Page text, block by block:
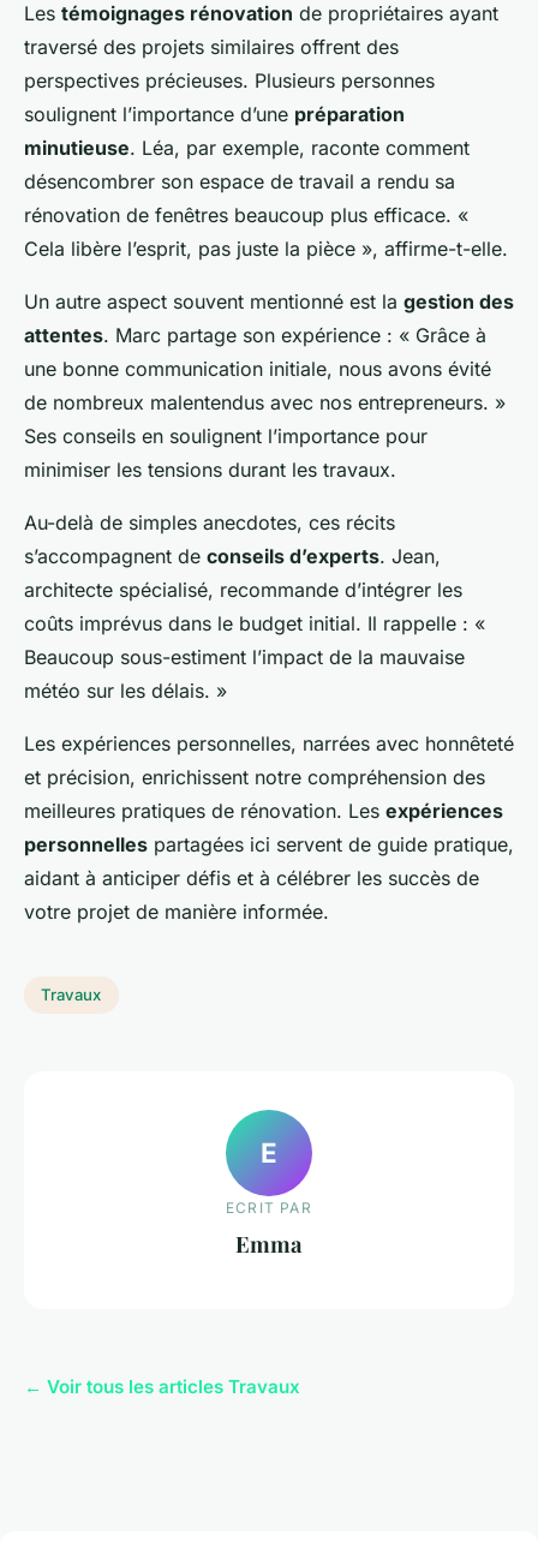
Les témoignages rénovation de propriétaires ayant
traversé des projets similaires offrent des
perspectives précieuses. Plusieurs personnes
soulignent l’importance d’une préparation
minutieuse. Léa, par exemple, raconte comment
désencombrer son espace de travail a rendu sa
rénovation de fenêtres beaucoup plus efficace. «
Cela libère l’esprit, pas juste la pièce », affirme-t-elle.
Un autre aspect souvent mentionné est la gestion des
attentes. Marc partage son expérience : « Grâce à
une bonne communication initiale, nous avons évité
de nombreux malentendus avec nos entrepreneurs. »
Ses conseils en soulignent l’importance pour
minimiser les tensions durant les travaux.
Au-delà de simples anecdotes, ces récits
s’accompagnent de conseils d’experts. Jean,
architecte spécialisé, recommande d’intégrer les
coûts imprévus dans le budget initial. Il rappelle : «
Beaucoup sous-estiment l’impact de la mauvaise
météo sur les délais. »
Les expériences personnelles, narrées avec honnêteté
et précision, enrichissent notre compréhension des
meilleures pratiques de rénovation. Les expériences
personnelles partagées ici servent de guide pratique,
aidant à anticiper défis et à célébrer les succès de
votre projet de manière informée.
Travaux
E
ECRIT PAR
Emma
← Voir tous les articles Travaux